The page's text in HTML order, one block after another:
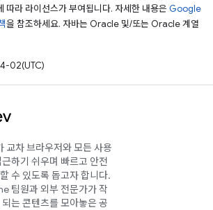
따라 라이선스가 부여됩니다. 자세한 내용은 Google
을 참조하세요. 자바는 Oracle 및/또는 Oracle 계열
02(UTC)
교차 브라우저와 모든 사용
하기 쉬우며 빠르고 안전
수 있도록 돕고자 합니다.
팀원과 외부 전문가가 작
는 콘텐츠를 모아놓은 공